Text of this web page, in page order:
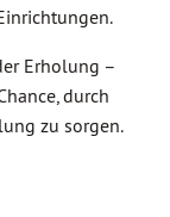
Erholung –
durch
zu sorgen.